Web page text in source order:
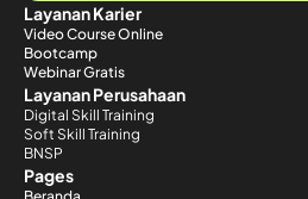
Layanan Karier
Video Course Online
Bootcamp
Webinar Gratis
Layanan Perusahaan
Digital Skill Training
Soft Skill Training
BNSP
Pages